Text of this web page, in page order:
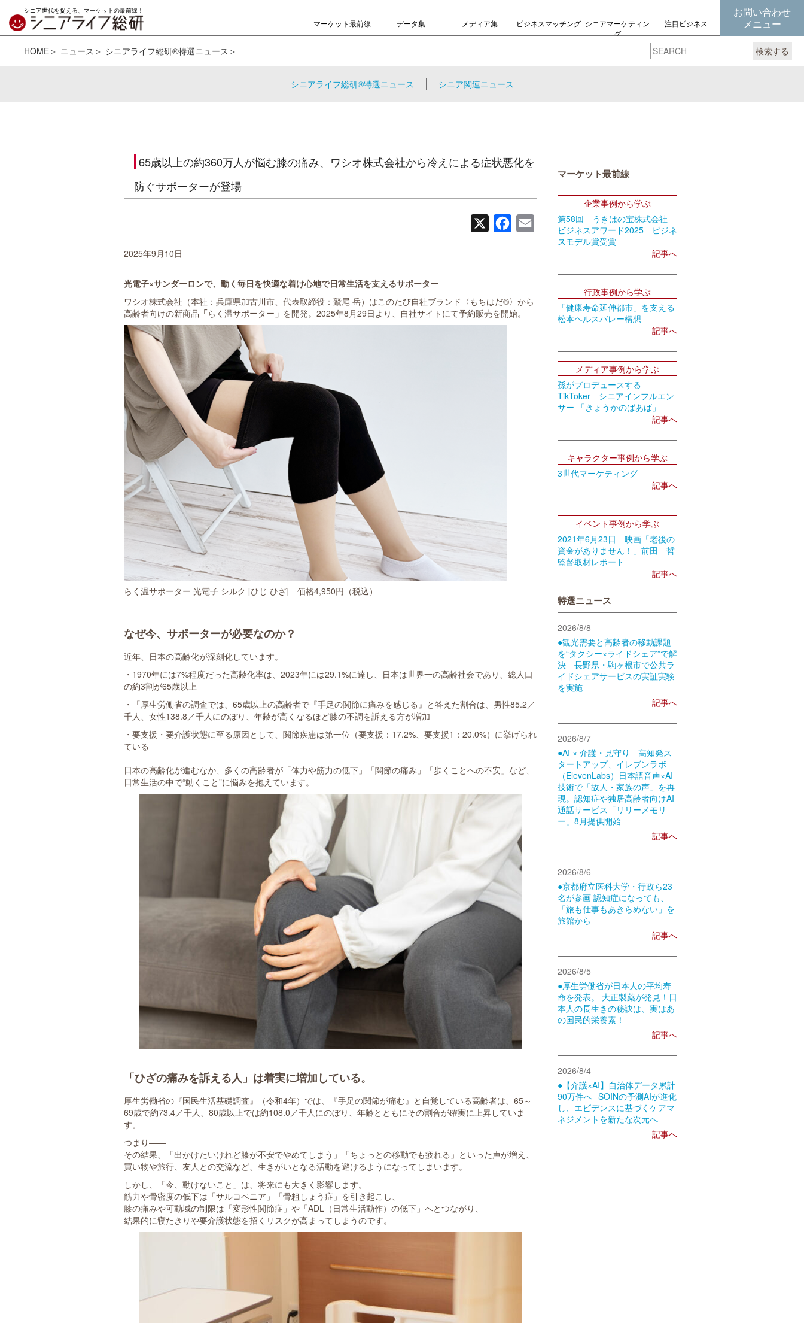
シニア世代を捉える、マーケットの最前線！
マーケット最前線 データ集 メディア集 ビジネスマッチング シニアマーケティン
グ
注目ビジネス
お問い合わせ
メニュー
HOME ニュース シニアライフ総研®特選ニュース 検索する
シニアライフ総研®特選ニュース シニア関連ニュース
65歳以上の約360万人が悩む膝の痛み、ワシオ株式会社から冷えによる症状悪化を
防ぐサポーターが登場
FacebookEmail
2025年9月10日
光電子×サンダーロンで、動く毎日を快適な着け心地で日常生活を支えるサポーター
ワシオ株式会社（本社：兵庫県加古川市、代表取締役：鷲尾 岳）はこのたび自社ブランド〈もちはだ®〉から
高齢者向けの新商品 「らく温サポーター 」 を開発。2025年8月29日より、自社サイトにて予約販売を開始。
らく温サポーター 光電子 シルク [ひじ ひざ] 価格4,950円（税込）
なぜ今、サポーターが必要なのか？
近年、日本の高齢化が深刻化しています。
・1970年には7%程度だった高齢化率は、2023年には29.1%に達し、日本は世界一の高齢社会であり、総人口
の約3割が65歳以上
・「厚生労働省の調査では、65歳以上の高齢者で『手足の関節に痛みを感じる』と答えた割合は、男性85.2／
千人、女性138.8／千人にのぼり、年齢が高くなるほど膝の不調を訴える方が増加
・要支援・要介護状態に至る原因として、関節疾患は第一位（要支援：17.2%、要支援1：20.0%）に挙げられ
ている
日本の高齢化が進むなか、多くの高齢者が「体力や筋力の低下」「関節の痛み」「歩くことへの不安」など、
日常生活の中で“動くこと”に悩みを抱えています。
「ひざの痛みを訴える人」は着実に増加している。
厚生労働省の『国民生活基礎調査』（令和4年）では、『手足の関節が痛む』と自覚している高齢者は、65～
69歳で約73.4／千人、80歳以上では約108.0／千人にのぼり、年齢とともにその割合が確実に上昇していま
す。
つまり――
その結果、「出かけたいけれど膝が不安でやめてしまう」「ちょっとの移動でも疲れる」といった声が増え、
買い物や旅行、友人との交流など、生きがいとなる活動を避けるようになってしまいます。
しかし、「今、動けないこと」は、将来にも大きく影響します。
筋力や骨密度の低下は「サルコペニア」「骨粗しょう症」を引き起こし、
膝の痛みや可動域の制限は「変形性関節症」や「ADL（日常生活動作）の低下」へとつながり、
結果的に寝たきりや要介護状態を招くリスクが高まってしまうのです。
マーケット最前線
企業事例から学ぶ
第58回 うきはの宝株式会社
ビジネスアワード2025 ビジネ
スモデル賞受賞
記事へ
行政事例から学ぶ
「健康寿命延伸都市」を支える
松本ヘルスバレー構想
記事へ
メディア事例から学ぶ
孫がプロデュースする
TikToker シニアインフルエン
サー 「きょうかのばあば」
記事へ
キャラクター事例から学ぶ
3世代マーケティング
記事へ
イベント事例から学ぶ
2021年6月23日 映画「老後の
資金がありません！」前田 哲
監督取材レポート
記事へ
特選ニュース
2026/8/8
●観光需要と高齢者の移動課題
を“タクシー×ライドシェア”で解
決 長野県・駒ヶ根市で公共ラ
イドシェアサービスの実証実験
を実施
記事へ
2026/8/7
●AI × 介護・見守り 高知発ス
タートアップ、イレブンラボ
（ElevenLabs）日本語音声×AI
技術で「故人・家族の声」を再
現。認知症や独居高齢者向けAI
通話サービス「リリーメモリ
ー」8月提供開始
記事へ
2026/8/6
●京都府立医科大学・行政ら23
名が参画 認知症になっても、
「旅も仕事もあきらめない」を
旅館から
記事へ
2026/8/5
●厚生労働省が日本人の平均寿
命を発表。 大正製薬が発見！日
本人の長生きの秘訣は、実はあ
の国民的栄養素！
記事へ
2026/8/4
●【介護×AI】自治体データ累計
90万件へ─SOINの予測AIが進化
し、エビデンスに基づくケアマ
ネジメントを新たな次元へ
記事へ